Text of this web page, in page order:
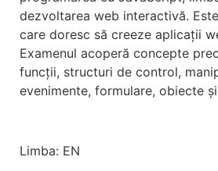
dezvoltarea web interactivă.
care doresc să creeze aplicații
Examenul acoperă concepte
funcții, structuri de control,
evenimente, formulare, obiecte
Limba: EN